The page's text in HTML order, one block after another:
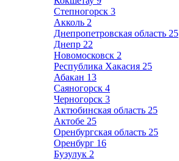
Степногорск 3
Акколь 2
Днепропетровская область 25
Днепр 22
Новомосковск 2
Республика Хакасия 25
Абакан 13
Саяногорск 4
Черногорск 3
Актюбинская область 25
Актобе 25
Оренбургская область 25
Оренбург 16
Бузулук 2